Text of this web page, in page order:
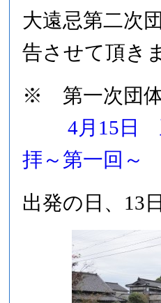
大遠忌第二次
告させて頂き
※ 第一次団体
4月15日
拝～第一回～
出発の日、13